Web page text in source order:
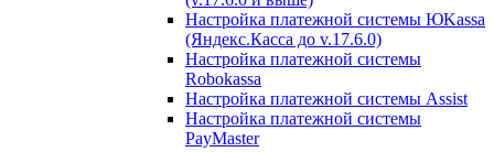
Настройка платежной системы ЮKassa
(Яндекс.Касса до v.17.6.0)
Настройка платежной системы
Robokassa
Настройка платежной системы Assist
Настройка платежной системы
PayMaster